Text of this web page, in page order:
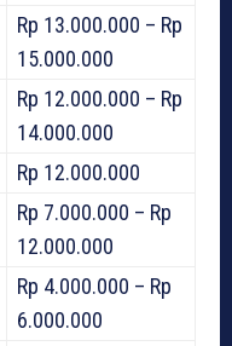
Rp 13.000.000 – Rp
15.000.000
Rp 12.000.000 – Rp
14.000.000
Rp 12.000.000
Rp 7.000.000 – Rp
12.000.000
Rp 4.000.000 – Rp
6.000.000